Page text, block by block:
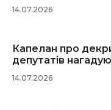
14.07.2026
Капелан про
депутатів
14.07.2026